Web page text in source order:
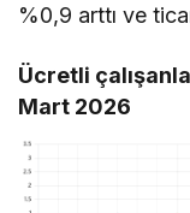
%0,9 arttı ve
Ücretli
Mart 2026